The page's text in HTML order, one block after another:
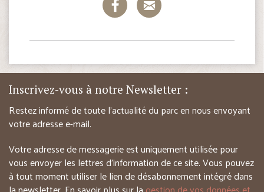
Inscrivez-vous à notre Newsletter :
Restez informé de toute l’actualité du parc en nous envoyant
votre adresse e-mail.
Votre adresse de messagerie est uniquement utilisée pour
vous envoyer les lettres d’information de ce site. Vous pouvez
à tout moment utiliser le lien de désabonnement intégré dans